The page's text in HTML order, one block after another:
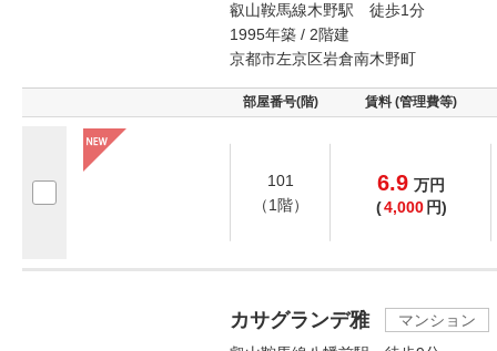
叡山鞍馬線木野駅 徒歩1分
1995年築 / 2階建
京都市左京区岩倉南木野町
部屋番号(階) 賃料 (管理費等)
101
（1階）
6.9 万円
(4,000 円)
カサグランデ雅
マンション